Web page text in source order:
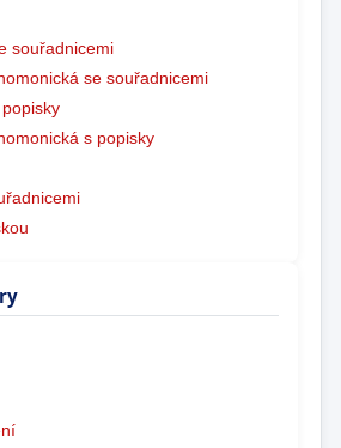
souřadnicemi
se souřadnicemi
s popisky